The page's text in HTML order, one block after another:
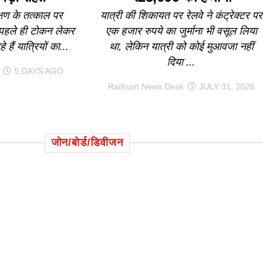
के तत्काल पर
ही टोकन लेकर
हैं यात्रियों का...
5 DAYS AGO
यात्री की शिकायत पर रेलवे ने कंट्रेक्टर पर
एक हजार रुपये का जुर्माना भी वसूल लिया
था, लेकिन यात्री को कोई मुआवजा नहीं
दिया ...
Railhunt News Desk JULY 31, 2026
जोन/बोर्ड/डिवीजन